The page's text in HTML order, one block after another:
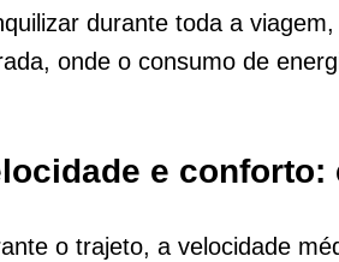
durante toda a
onde o consumo de
e
o trajeto, a velocidade